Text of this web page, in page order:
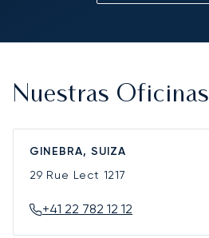
Nuestras Oficinas
GINEBRA, SUIZA
29 Rue Lect 1217
+41 22 782 12 12